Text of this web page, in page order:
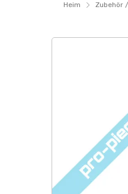
Heim Zubehör